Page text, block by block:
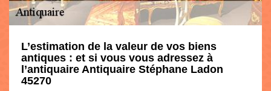
L’estimation de la valeur de vos biens
antiques : et si vous vous adressez à
l’antiquaire Antiquaire Stéphane Ladon
45270